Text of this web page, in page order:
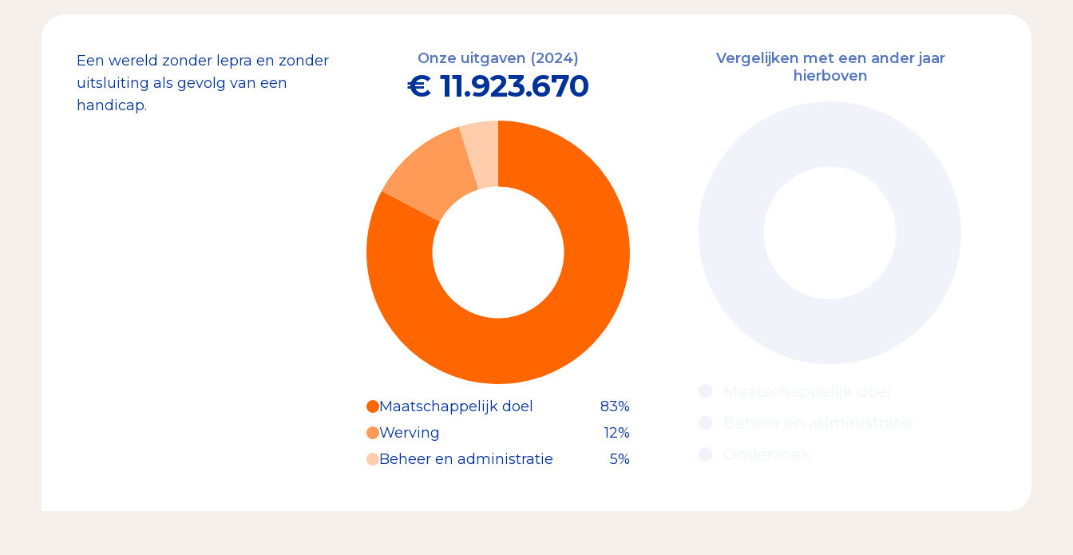
Vergelijken met een ander jaar
hierboven
Onze uitgaven (2024)
€ 11.923.670
Maatschappelijk doel
83%
Werving
12%
Beheer en administratie
5%
Een wereld zonder lepra en zonder
uitsluiting als gevolg van een
handicap.